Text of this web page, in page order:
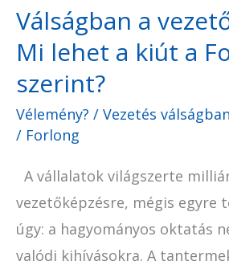
Válságban a
Mi lehet a kiút a
szerint?
Vélemény? / Vezetés
/ Forlong
A vállalatok világszerte
vezetőképzésre, mégis egyre
úgy: a hagyományos oktatás
valódi kihívásokra. A
a
Forbes
szerint?